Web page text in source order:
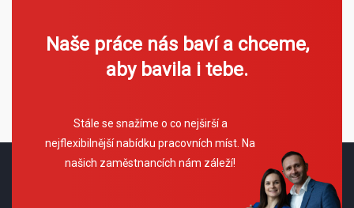
Naše práce nás baví a chceme,
aby bavila i tebe.
Stále se snažíme o co nejširší a
nejflexibilnější nabídku pracovních míst. Na
našich zaměstnancích nám záleží!